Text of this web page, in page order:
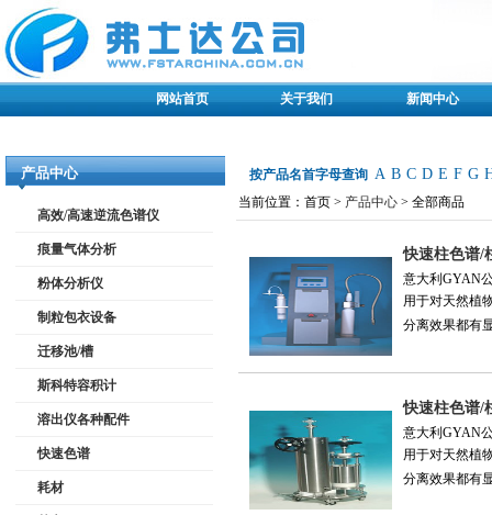
网站首页 关于我们 新闻中心
产品中心
高效/高速逆流色谱仪
痕量气体分析
粉体分析仪
制粒包衣设备
迁移池/槽
斯科特容积计
溶出仪各种配件
快速色谱
耗材
按产品名首字母查询 A B C D E F G
当前位置：首页 > 产品中心 > 全部商品
快速柱色谱/
意大利GYAN
用于对天然植
分离效果都有
快速柱色谱/
意大利GYAN
用于对天然植
分离效果都有